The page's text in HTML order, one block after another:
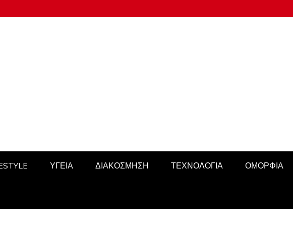
ΥΓΕΙΑ ΔΙΑΚΟΣΜΗΣΗ ΤΕΧΝΟΛΟΓΙΑ ΟΜΟΡΦΙΑ